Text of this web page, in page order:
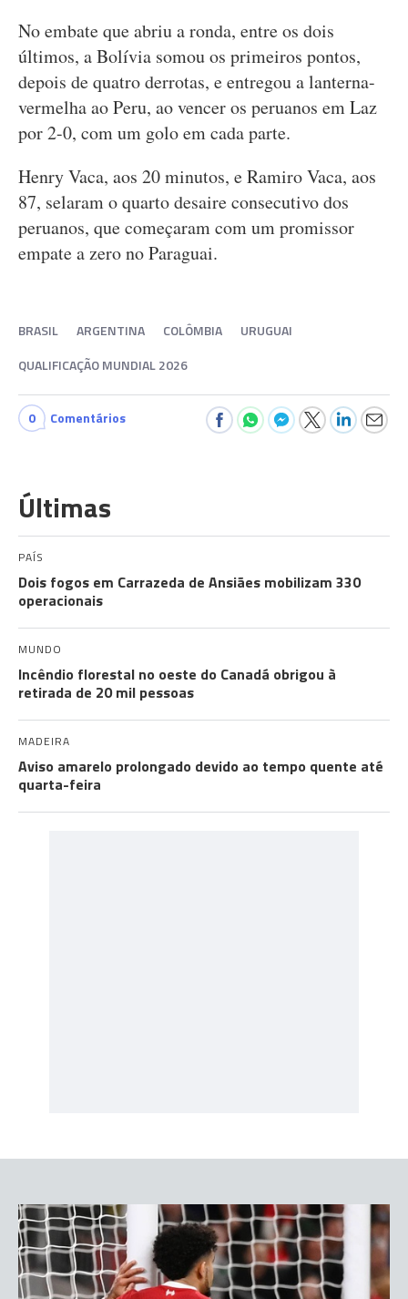
No embate que abriu a ronda, entre os dois
últimos, a Bolívia somou os primeiros pontos,
depois de quatro derrotas, e entregou a lanterna-
vermelha ao Peru, ao vencer os peruanos em Laz
por 2-0, com um golo em cada parte.
Henry Vaca, aos 20 minutos, e Ramiro Vaca, aos
87, selaram o quarto desaire consecutivo dos
peruanos, que começaram com um promissor
empate a zero no Paraguai.
BRASIL ARGENTINA COLÔMBIA
URUGUAI
QUALIFICAÇÃO MUNDIAL 2026
0 Comentários
Últimas
PAÍS
Dois fogos em Carrazeda de Ansiães mobilizam 330
operacionais
MUNDO
Incêndio florestal no oeste do Canadá obrigou à
retirada de 20 mil pessoas
MADEIRA
Aviso amarelo prolongado devido ao tempo quente até
quarta-feira